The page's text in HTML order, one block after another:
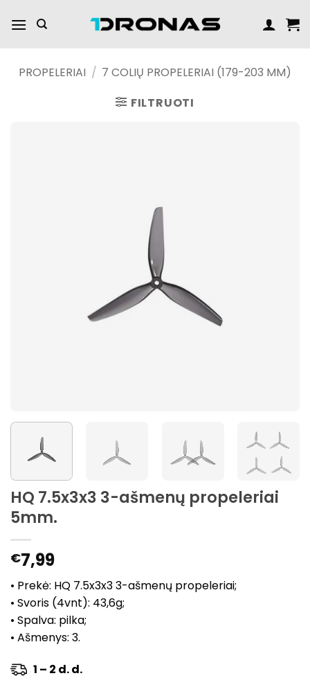
turinį
PROPELERIAI / 7 COLIŲ PROPELERIAI (179-203 MM)
FILTRUOTI
HQ 7.5x3x3 3-ašmenų propeleriai
5mm.
€7,99
• Prekė: HQ 7.5x3x3 3-ašmenų propeleriai;
• Svoris (4vnt): 43,6g;
• Spalva: pilka;
• Ašmenys: 3.
1 – 2 d. d.